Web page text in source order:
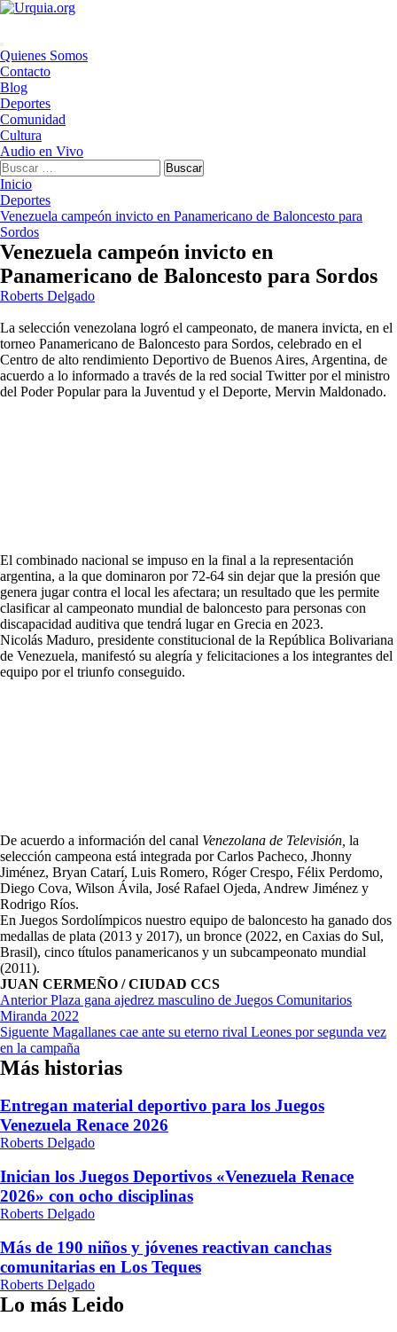
Saltar
Menú
principal
Quienes Somos
Contacto
Blog
Deportes
Comunidad
Cultura
Audio en Vivo
Buscar:
Inicio
Deportes
Venezuela campeón invicto en Panamericano de Baloncesto para
Sordos
Venezuela campeón invicto en
Panamericano de Baloncesto para Sordos
Roberts Delgado
La selección venezolana logró el campeonato, de manera invicta, en el
torneo Panamericano de Baloncesto para Sordos, celebrado en el
Centro de alto rendimiento Deportivo de Buenos Aires, Argentina, de
acuerdo a lo informado a través de la red social Twitter por el ministro
del Poder Popular para la Juventud y el Deporte, Mervin Maldonado.
El combinado nacional se impuso en la final a la representación
argentina, a la que dominaron por 72-64 sin dejar que la presión que
genera jugar contra el local les afectara; un resultado que les permite
clasificar al campeonato mundial de baloncesto para personas con
discapacidad auditiva que tendrá lugar en Grecia en 2023.
Nicolás Maduro, presidente constitucional de la República Bolivariana
de Venezuela, manifestó su alegría y felicitaciones a los integrantes del
equipo por el triunfo conseguido.
De acuerdo a información del canal Venezolana de Televisión, la
selección campeona está integrada por Carlos Pacheco, Jhonny
Jiménez, Bryan Catarí, Luis Romero, Róger Crespo, Félix Perdomo,
Diego Cova, Wilson Ávila, José Rafael Ojeda, Andrew Jiménez y
Rodrigo Ríos.
En Juegos Sordolímpicos nuestro equipo de baloncesto ha ganado dos
medallas de plata (2013 y 2017), un bronce (2022, en Caxias do Sul,
Brasil), cinco títulos panamericanos y un subcampeonato mundial
(2011).
JUAN CERMEÑO / CIUDAD CCS
Navegación
de
entradas
AnteriorPlaza gana ajedrez masculino de Juegos Comunitarios
Miranda 2022
Siguente Magallanes cae ante su eterno rival Leones por segunda vez
en la campaña
Más historias
Entregan material deportivo para los Juegos
Venezuela Renace 2026
Roberts Delgado
Inician los Juegos Deportivos «Venezuela Renace
2026» con ocho disciplinas
Roberts Delgado
Más de 190 niños y jóvenes reactivan canchas
comunitarias en Los Teques
Roberts Delgado
Lo más Leido